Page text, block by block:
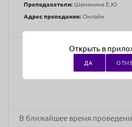
Преподаватели: Шаманина Е.Ю
Адрес проведения: Онлайн
Бесплатно
В ближайшее время
Открыть в
ДА